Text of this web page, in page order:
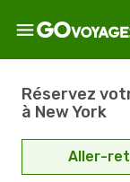
Réservez
à New York
Aller-